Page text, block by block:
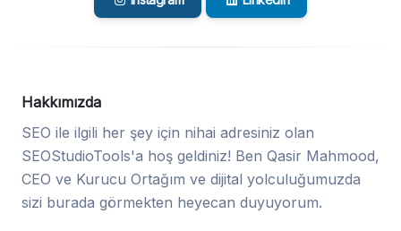
Hakkımızda
SEO ile ilgili her şey için nihai adresiniz olan
SEOStudioTools'a hoş geldiniz! Ben Qasir Mahmood,
CEO ve Kurucu Ortağım ve dijital yolculuğumuzda
sizi burada görmekten heyecan duyuyorum.